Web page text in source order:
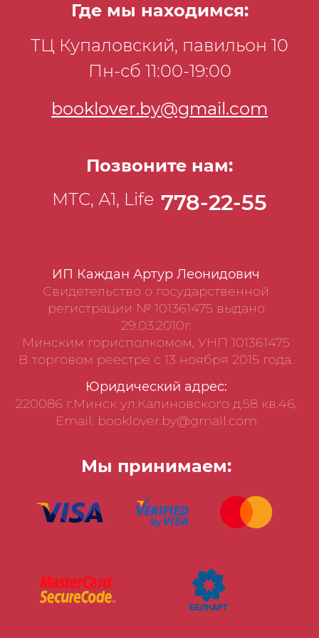
поражения организма.
ИП Каждан Артур Леонидович
Свидетельство о государственной
регистрации № 101361475 выдано
29.03.2010г.
Минским горисполкомом, УНП 101361475
В торговом реестре с 13 ноября 2015 года.
Юридический адрес:
220086 г.Минск ул.Калиновского д.58 кв.46,
Email: booklover.by@gmail.com
Мы принимаем:
Где мы находимся:
ТЦ Купаловский, павильон 10
Пн-сб 11:00-19:00
booklover.by@gmail.com
Позвоните нам:
МТС, А1, Life 778-22-55